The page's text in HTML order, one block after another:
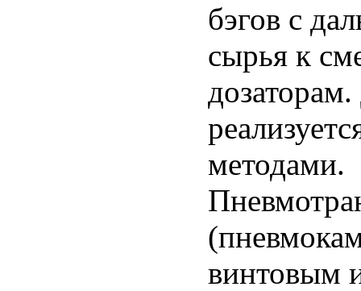
бэгов с
сырья к
методами.
винтовым